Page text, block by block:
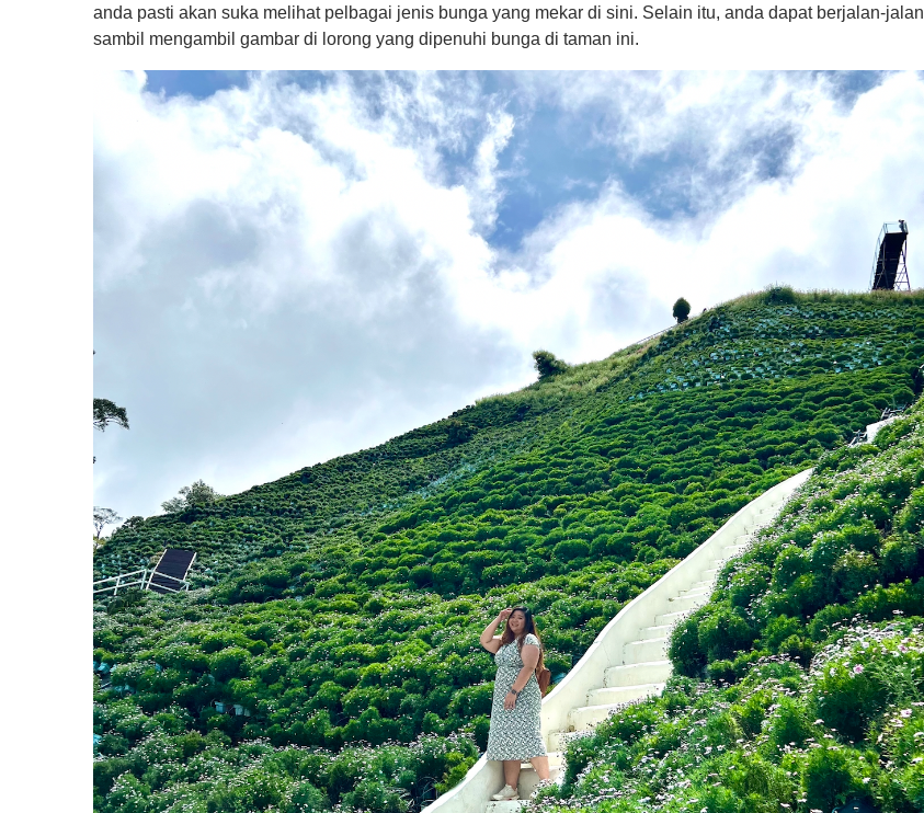
,
0
o
l
u
m
e
anda pasti akan suka melihat pelbagai jenis bunga yang mekar di sini. Selain itu, anda dapat berjalan-jalan
sambil mengambil gambar di lorong yang dipenuhi bunga di taman ini.